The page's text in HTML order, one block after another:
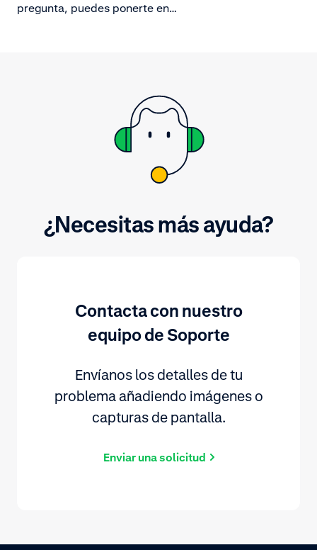
pregunta, puedes ponerte en
¿Necesitas más ayuda?
Contacta con nuestro
equipo de Soporte
Envíanos los detalles de tu
problema añadiendo imágenes o
capturas de pantalla.
Enviar una solicitud